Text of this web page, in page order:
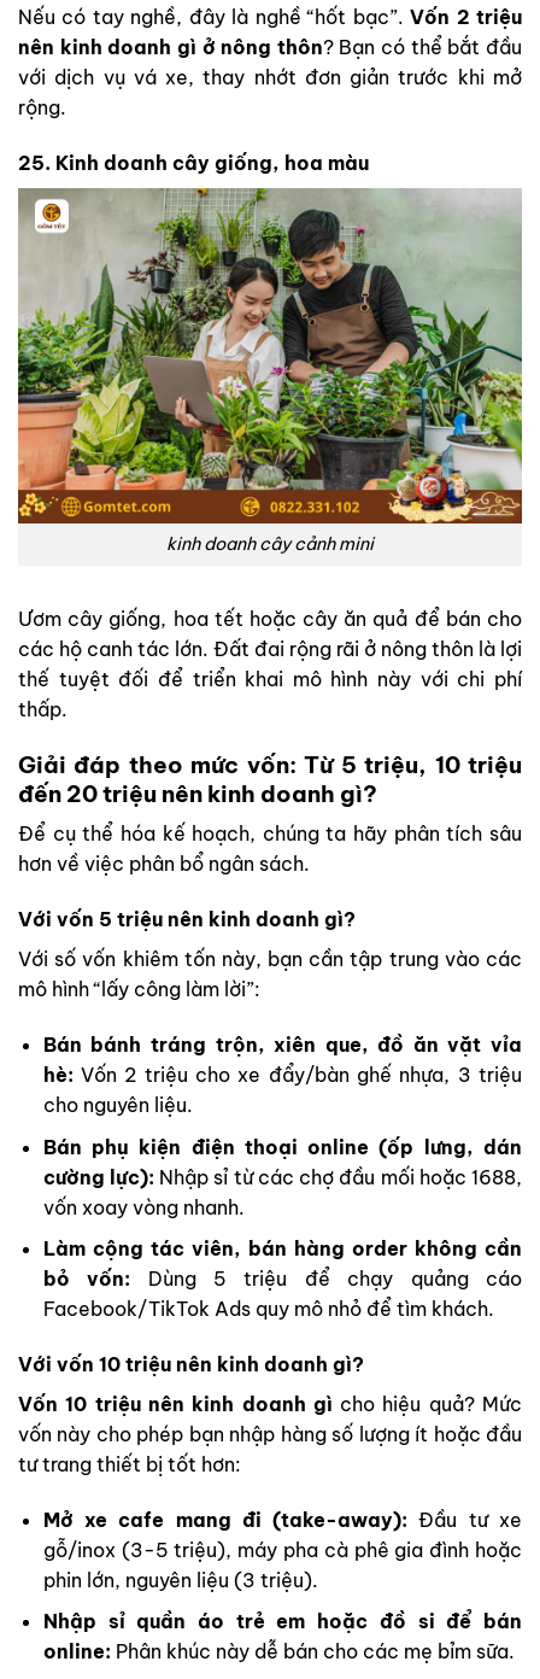
Nếu có tay nghề, đây là nghề “hốt bạc”.Vốn 2 triệu
nên kinh doanh gì ở nông thôn? Bạn có thể bắt đầu
với dịch vụ vá xe, thay nhớt đơn giản trước khi mở
rộng.
25. Kinh doanh cây giống, hoa màu
kinh doanh cây cảnh mini
Ươm cây giống, hoa tết hoặc cây ăn quả để bán cho
các hộ canh tác lớn. Đất đai rộng rãi ở nông thôn là lợi
thế tuyệt đối để triển khai mô hình này với chi phí
thấp.
Giải đáp theo mức vốn: Từ 5 triệu, 10 triệu
đến 20 triệu nên kinh doanh gì?
Để cụ thể hóa kế hoạch, chúng ta hãy phân tích sâu
hơn về việc phân bổ ngân sách.
Với vốn 5 triệu nên kinh doanh gì?
Với số vốn khiêm tốn này, bạn cần tập trung vào các
mô hình “lấy công làm lời”:
Bán bánh tráng trộn, xiên que, đồ ăn vặt vỉa
hè: Vốn 2 triệu cho xe đẩy/bàn ghế nhựa, 3 triệu
cho nguyên liệu.
Bán phụ kiện điện thoại online (ốp lưng, dán
cường lực): Nhập sỉ từ các chợ đầu mối hoặc 1688,
vốn xoay vòng nhanh.
Làm cộng tác viên, bán hàng order không cần
bỏ vốn: Dùng 5 triệu để chạy quảng cáo
Facebook/TikTok Ads quy mô nhỏ để tìm khách.
Với vốn 10 triệu nên kinh doanh gì?
Vốn 10 triệu nên kinh doanh gì cho hiệu quả? Mức
vốn này cho phép bạn nhập hàng số lượng ít hoặc đầu
tư trang thiết bị tốt hơn:
Mở xe cafe mang đi (take-away): Đầu tư xe
gỗ/inox (3-5 triệu), máy pha cà phê gia đình hoặc
phin lớn, nguyên liệu (3 triệu).
Nhập sỉ quần áo trẻ em hoặc đồ si để bán
online: Phân khúc này dễ bán cho các mẹ bỉm sữa.